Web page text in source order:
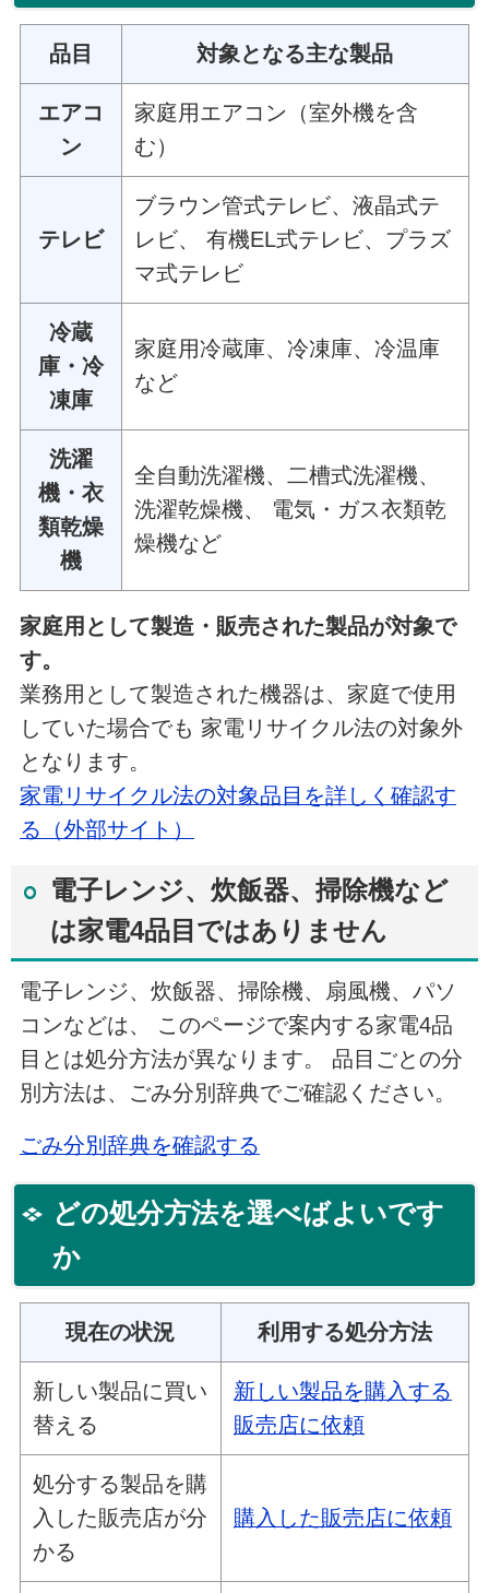
品目 対象となる主な製品
エアコ
ン
家庭用エアコン（室外機を含
む）
テレビ
ブラウン管式テレビ、液晶式テ
レビ、 有機EL式テレビ、プラズ
マ式テレビ
冷蔵
庫・冷
凍庫
家庭用冷蔵庫、冷凍庫、冷温庫
など
洗濯
機・衣
類乾燥
機
全自動洗濯機、二槽式洗濯機、
洗濯乾燥機、 電気・ガス衣類乾
燥機など
家庭用として製造・販売された製品が対象で
す。
業務用として製造された機器は、家庭で使用
していた場合でも 家電リサイクル法の対象外
となります。
家電リサイクル法の対象品目を詳しく確認す
る（外部サイト）
電子レンジ、炊飯器、掃除機など
は家電4品目ではありません
電子レンジ、炊飯器、掃除機、扇風機、パソ
コンなどは、 このページで案内する家電4品
目とは処分方法が異なります。 品目ごとの分
別方法は、ごみ分別辞典でご確認ください。
ごみ分別辞典を確認する
どの処分方法を選べばよいです
か
現在の状況 利用する処分方法
新しい製品に買い
替える
新しい製品を購入する
販売店に依頼
処分する製品を購
入した販売店が分
かる
購入した販売店に依頼